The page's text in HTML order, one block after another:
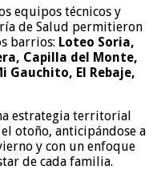
equipos técnicos y
de Salud permitieron
barrios: Loteo Soria,
Capilla del Monte,
Gauchito, El Rebaje,
estrategia territorial
otoño, anticipándose a
y con un enfoque
de cada familia.